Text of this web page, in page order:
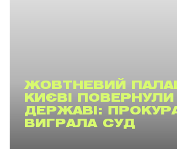
ЖОВТНЕВИЙ
КИЄВІ ПОВЕРНУЛИ
ДЕРЖАВІ:
ВИГРАЛА СУД